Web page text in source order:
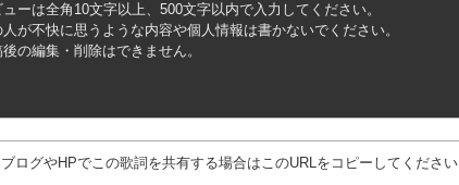
ーは全角10文字以上、500文字以内で入力してください。
が不快に思うような内容や個人情報は書かないでください。
の編集・削除はできません。
ログやHPでこの歌詞を共有する場合はこのURLをコピーしてください